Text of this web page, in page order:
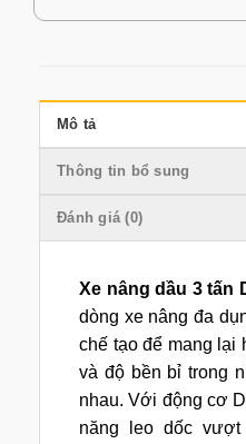
Mô tả
Thông tin bổ sung
Đánh giá (0)
Xe nâng dầu 3 tấn
dòng xe nâng đa
chế tạo để mang lại
và độ bền bỉ trong
nhau. Với động cơ
năng leo dốc vượt